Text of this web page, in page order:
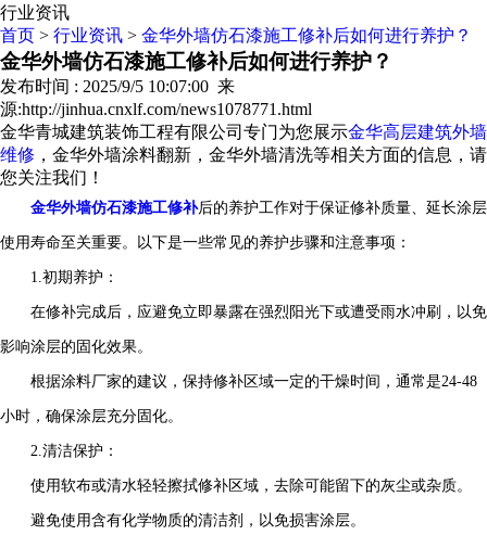
行业资讯
首页 > 行业资讯 > 金华外墙仿石漆施工修补后如何进行养护？
金华外墙仿石漆施工修补后如何进行养护？
发布时间 : 2025/9/5 10:07:00 来
源:http://jinhua.cnxlf.com/news1078771.html
金华青城建筑装饰工程有限公司专门为您展示金华高层建筑外墙
维修 ，金华外墙涂料翻新，金华外墙清洗等相关方面的信息，请
您关注我们！
金华外墙仿石漆施工修补后的养护工作对于保证修补质量、延长涂层
使用寿命至关重要。以下是一些常见的养护步骤和注意事项：
1.初期养护：
在修补完成后，应避免立即暴露在强烈阳光下或遭受雨水冲刷，以免
影响涂层的固化效果。
根据涂料厂家的建议，保持修补区域一定的干燥时间，通常是24-48
小时，确保涂层充分固化。
2.清洁保护：
使用软布或清水轻轻擦拭修补区域，去除可能留下的灰尘或杂质。
避免使用含有化学物质的清洁剂，以免损害涂层。